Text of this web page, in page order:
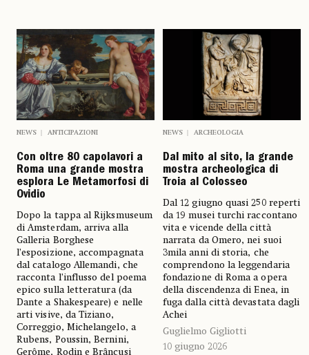
NEWS ANTICIPAZIONI
Con oltre 80 capolavori a
Roma una grande mostra
esplora Le Metamorfosi di
Ovidio
Dopo la tappa al Rijksmuseum
di Amsterdam, arriva alla
Galleria Borghese
l’esposizione, accompagnata
dal catalogo Allemandi, che
racconta l’influsso del poema
epico sulla letteratura (da
Dante a Shakespeare) e nelle
arti visive, da Tiziano,
Correggio, Michelangelo, a
Rubens, Poussin, Bernini,
Gerôme, Rodin e Brâncuși
NEWS ARCHEOLOGIA
Dal mito al sito, la grande
mostra archeologica di
Troia al Colosseo
Dal 12 giugno quasi 250 reperti
da 19 musei turchi raccontano
vita e vicende della città
narrata da Omero, nei suoi
3mila anni di storia, che
comprendono la leggendaria
fondazione di Roma a opera
della discendenza di Enea, in
fuga dalla città devastata dagli
Achei
Guglielmo Gigliotti
10 giugno 2026